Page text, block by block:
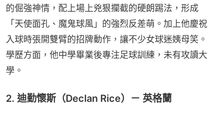
的倔強神情，配上場上兇狠攔截的硬朗踢法，形成
「天使面孔、魔鬼球風」的強烈反差萌。加上他慶祝
入球時張開雙臂的招牌動作，讓不少女球迷姨母笑。
學歷方面，他中學畢業後專注足球訓練，未有攻讀大
學。
2. 迪勤懷斯（Declan Rice）－ 英格蘭